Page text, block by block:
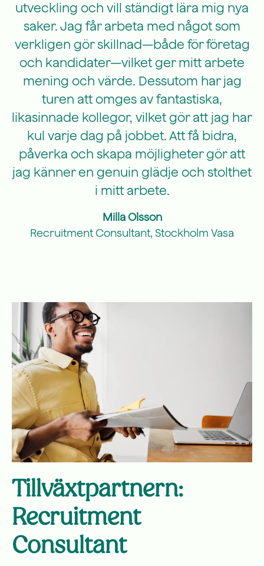
utveckling och vill ständigt lära mig nya
saker. Jag får arbeta med något som
verkligen gör skillnad—både för företag
och kandidater—vilket ger mitt arbete
mening och värde. Dessutom har jag
turen att omges av fantastiska,
likasinnade kollegor, vilket gör att jag har
kul varje dag på jobbet. Att få bidra,
påverka och skapa möjligheter gör att
jag känner en genuin glädje och stolthet
i mitt arbete.
Milla Olsson
Recruitment Consultant, Stockholm Vasa
Tillväxtpartnern:
Recruitment
Consultant